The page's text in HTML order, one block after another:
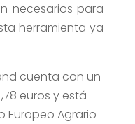
necesarios para
herramienta ya
cuenta con un
euros y está
Europeo Agrario